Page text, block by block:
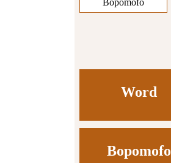
Bopomofo
Word
Bopomofo